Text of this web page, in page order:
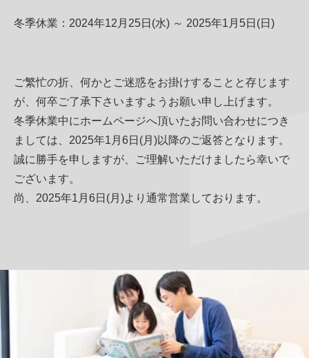
冬季休業：2024年12月25日(水) ～ 2025年1月5日(日)
ご繁忙の折、何かとご迷惑をお掛けすることと存じます
が、何卒ご了承下さいますようお願い申し上げます。
冬季休業中にホームページへ頂いたお問い合わせにつき
ましては、2025年1月6日(月)以降のご返答となります。
誠に勝手を申しますが、ご理解いただけましたら幸いで
ございます。
尚、2025年1月6日(月)より通常営業しております。